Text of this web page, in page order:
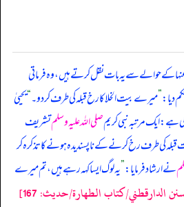
کے حوالے سے یہ بات نقل کرتے ہیں، وہ فرماتی
دیا:”میرے بیت الخلا کا رخ قبلہ کی طرف کر دو۔“یحییٰ
ہے: ایک مرتبہ نبی کریمصلی اللہ علیہ وسلمتشریف
کی طرف رخ کرنے کے ناپسندیدہ ہونے کا تذکرہ کر
نے ارشاد فرمایا:”یہ لوگ ایسا کہہ رہے ہیں، تم میرے
الدارقطني/كتاب الطهارة/حدیث: 167]